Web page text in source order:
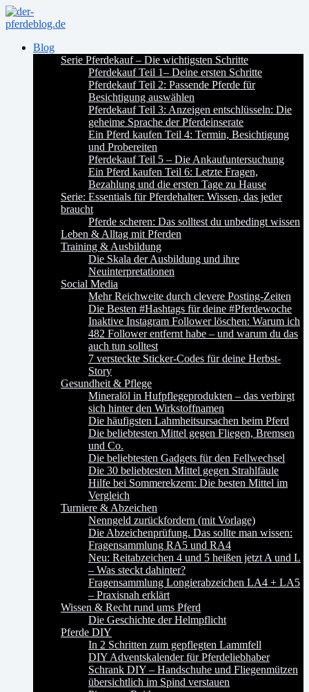
Blog
Serie Pferdekauf – Die wichtigsten Schritte
Pferdekauf Teil 1– Deine ersten Schritte
Pferdekauf Teil 2: Passende Pferde für
Besichtigung auswählen
Pferdekauf Teil 3: Anzeigen entschlüsseln: Die
geheime Sprache der Pferdeinserate
Ein Pferd kaufen Teil 4: Termin, Besichtigung
und Probereiten
Pferdekauf Teil 5 – Die Ankaufuntersuchung
Ein Pferd kaufen Teil 6: Letzte Fragen,
Bezahlung und die ersten Tage zu Hause
Serie: Essentials für Pferdehalter: Wissen, das jeder
braucht
Pferde scheren: Das solltest du unbedingt wissen
Leben & Alltag mit Pferden
Training & Ausbildung
Die Skala der Ausbildung und ihre
Neuinterpretationen
Social Media
Mehr Reichweite durch clevere Posting-Zeiten
Die Besten #Hashtags für deine #Pferdewoche
Inaktive Instagram Follower löschen: Warum ich
482 Follower entfernt habe – und warum du das
auch tun solltest
7 versteckte Sticker-Codes für deine Herbst-
Story
Gesundheit & Pflege
Mineralöl in Hufpflegeprodukten – das verbirgt
sich hinter den Wirkstoffnamen
Die häufigsten Lahmheitsursachen beim Pferd
Die beliebtesten Mittel gegen Fliegen, Bremsen
und Co.
Die beliebtesten Gadgets für den Fellwechsel
Die 30 beliebtesten Mittel gegen Strahlfäule
Hilfe bei Sommerekzem: Die besten Mittel im
Vergleich
Turniere & Abzeichen
Nenngeld zurückfordern (mit Vorlage)
Die Abzeichenprüfung. Das sollte man wissen:
Fragensammlung RA5 und RA4
Neu: Reitabzeichen 4 und 5 heißen jetzt A und L
– Was steckt dahinter?
Fragensammlung Longierabzeichen LA4 + LA5
– Praxisnah erklärt
Wissen & Recht rund ums Pferd
Die Geschichte der Helmpflicht
Pferde DIY
In 2 Schritten zum gepflegten Lammfell
DIY Adventskalender für Pferdeliebhaber
Schrank DIY – Handschuhe und Fliegenmützen
übersichtlich im Spind verstauen